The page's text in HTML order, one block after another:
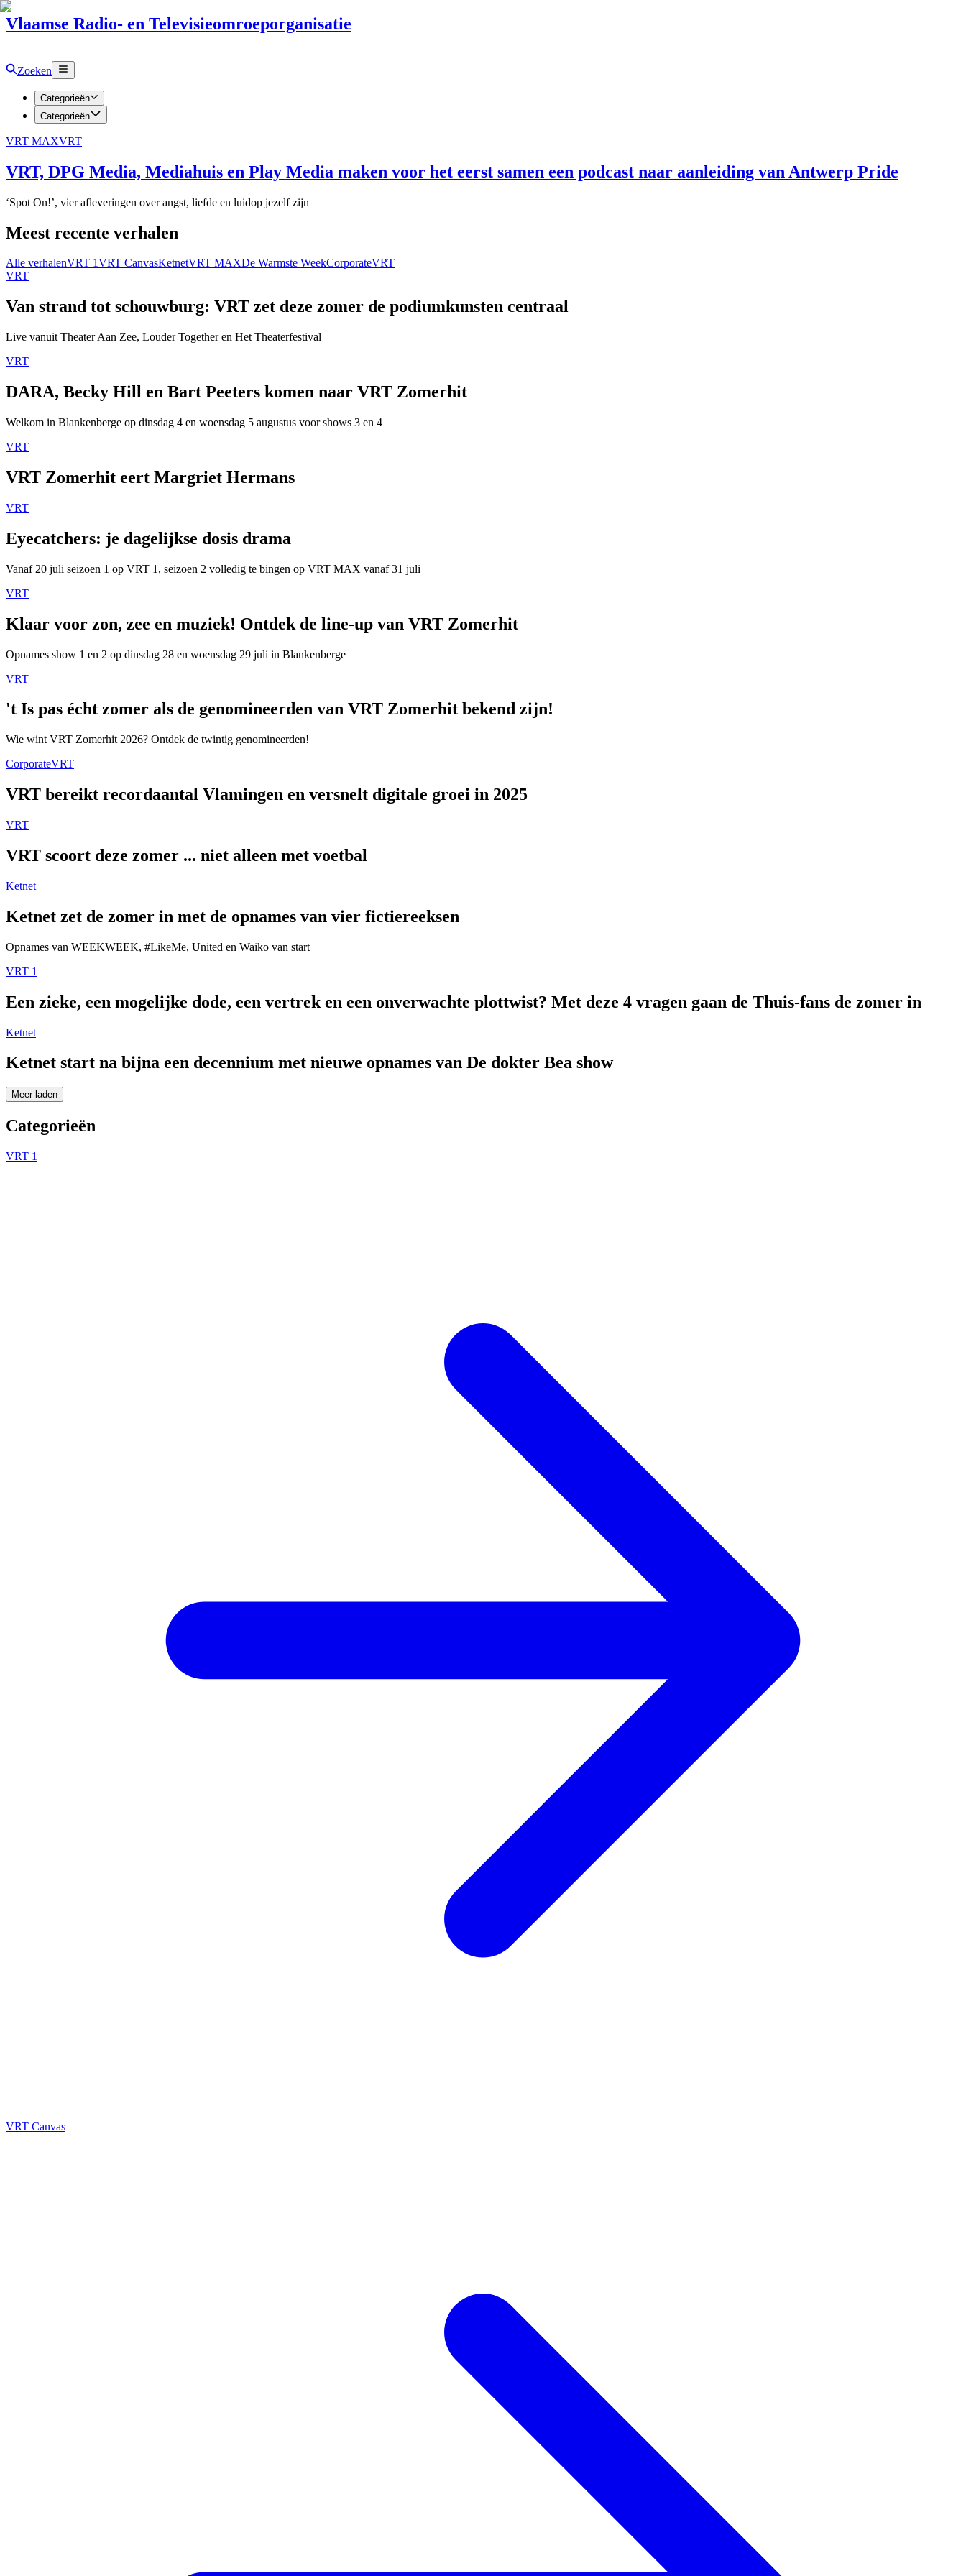
Vlaamse Radio- en Televisieomroeporganisatie
Zoeken
Categorieën
Categorieën
VRT MAXVRT
VRT, DPG Media, Mediahuis en Play Media maken voor het eerst samen een podcast naar aanleiding van Antwerp Pride
‘Spot On!’, vier afleveringen over angst, liefde en luidop jezelf zijn
Meest recente verhalen
Alle verhalenVRT 1VRT CanvasKetnetVRT MAXDe Warmste WeekCorporateVRT
VRT
Van strand tot schouwburg: VRT zet deze zomer de podiumkunsten centraal
Live vanuit Theater Aan Zee, Louder Together en Het Theaterfestival
VRT
DARA, Becky Hill en Bart Peeters komen naar VRT Zomerhit
Welkom in Blankenberge op dinsdag 4 en woensdag 5 augustus voor shows 3 en 4
VRT
VRT Zomerhit eert Margriet Hermans
VRT
Eyecatchers: je dagelijkse dosis drama
Vanaf 20 juli seizoen 1 op VRT 1, seizoen 2 volledig te bingen op VRT MAX vanaf 31 juli
VRT
Klaar voor zon, zee en muziek! Ontdek de line-up van VRT Zomerhit
Opnames show 1 en 2 op dinsdag 28 en woensdag 29 juli in Blankenberge
VRT
't Is pas écht zomer als de genomineerden van VRT Zomerhit bekend zijn!
Wie wint VRT Zomerhit 2026? Ontdek de twintig genomineerden!
CorporateVRT
VRT bereikt recordaantal Vlamingen en versnelt digitale groei in 2025
VRT
VRT scoort deze zomer ... niet alleen met voetbal
Ketnet
Ketnet zet de zomer in met de opnames van vier fictiereeksen
Opnames van WEEKWEEK, #LikeMe, United en Waiko van start
VRT 1
Een zieke, een mogelijke dode, een vertrek en een onverwachte plottwist? Met deze 4 vragen gaan de Thuis-fans de zomer in
Ketnet
Ketnet start na bijna een decennium met nieuwe opnames van De dokter Bea show
Meer laden
Categorieën
VRT 1
VRT Canvas